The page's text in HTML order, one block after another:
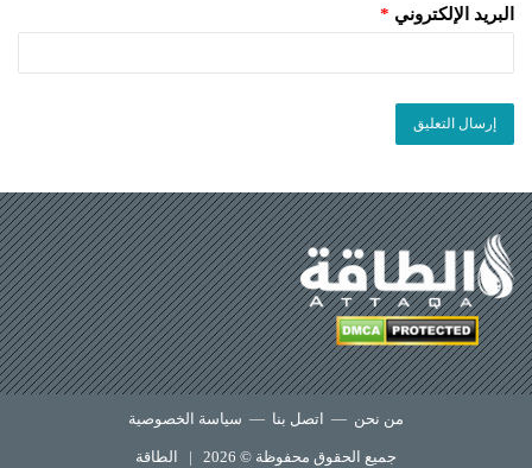
البريد الإلكتروني *
من نحن — اتصل بنا — سياسة الخصوصية
جميع الحقوق محفوظة © 2026 | الطاقة